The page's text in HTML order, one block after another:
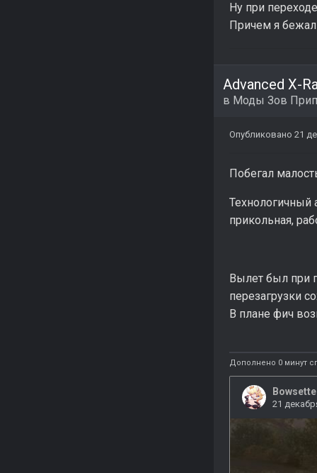
Ну при
Причем я бежал
Advanced X-
в Моды Зов
Опубликовано 21
Побегал
Технологичный
прикольная,
Вылет был при
перезагрузки
В плане фич
Дополнено 0 минут